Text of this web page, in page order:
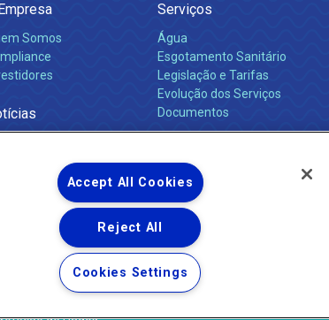
Somos
Serviços
Água
Esgotamento Sanitário
Legislação e Tarifas
Evolução dos Serviços
Documentos
- Todos os Direitos Reservados.
Accept All Cookies
Reject All
Cookies Settings